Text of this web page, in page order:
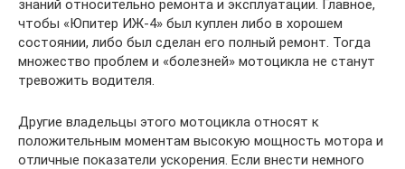
знаний относительно ремонта и эксплуатации. Главное,
чтобы «Юпитер ИЖ-4» был куплен либо в хорошем
состоянии, либо был сделан его полный ремонт. Тогда
множество проблем и «болезней» мотоцикла не станут
тревожить водителя.
Другие владельцы этого мотоцикла относят к
положительным моментам высокую мощность мотора и
отличные показатели ускорения. Если внести немного